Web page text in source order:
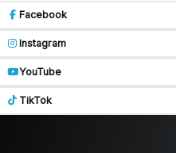
Facebook
Instagram
YouTube
TikTok